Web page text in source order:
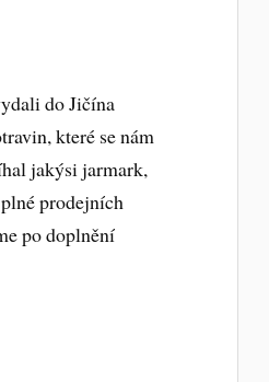
do Jičína
které se nám
jakýsi jarmark,
prodejních
po doplnění